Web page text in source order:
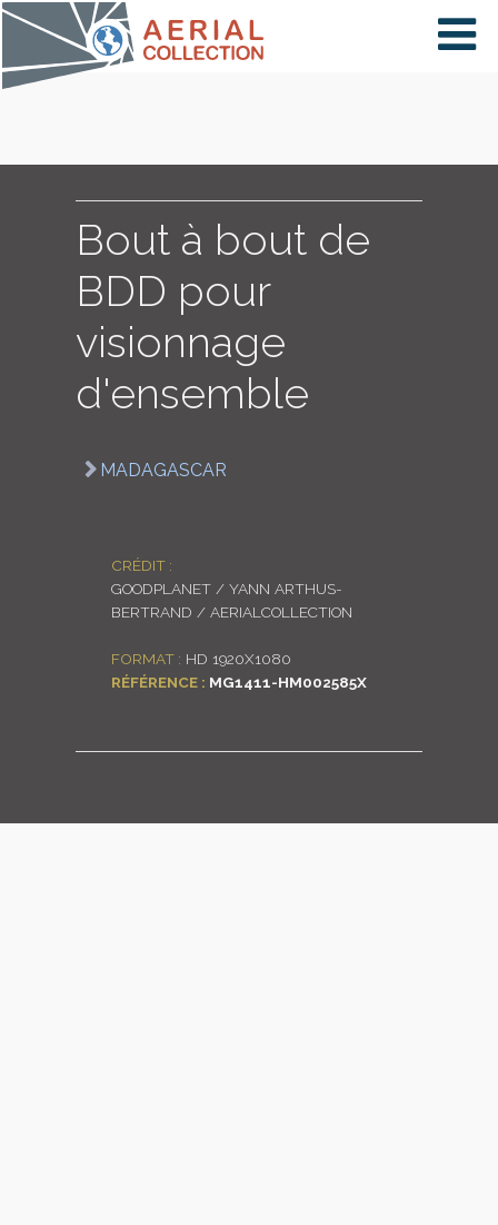
×
PAYS
COLLECTIONS
ENGLISH
Bout à bout de
BDD pour
visionnage
d'ensemble
MADAGASCAR
CRÉDIT :
GOODPLANET / YANN ARTHUS-
BERTRAND / AERIALCOLLECTION
FORMAT : HD 1920X1080
RÉFÉRENCE : MG1411-HM002585X